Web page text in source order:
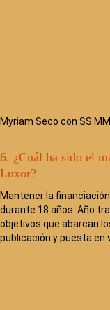
Myriam Seco con
6. ¿Cuál ha sido el
Luxor?
Mantener la
durante 18 años. Año
objetivos que abarcan
publicación y puesta en